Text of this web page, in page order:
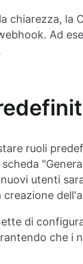
chiarezza, la
Ad
ruoli
utenti
creazione
di
che i